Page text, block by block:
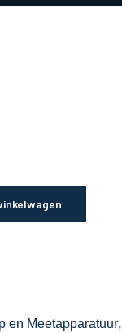
en Meetapparatuur,